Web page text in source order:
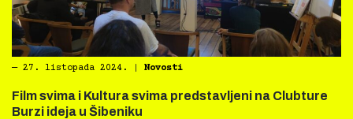
― 27. listopada 2024. Novosti
Film svima i Kultura svima predstavljeni na Clubture
Burzi ideja u Šibeniku